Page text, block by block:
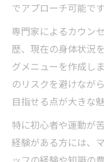
でアプローチ可能です
専門家によるカウン
歴、現在の身体状況
グメニューを作成し
のリスクを避けなが
目指せる点が大きな魅
特に初心者や運動が
経験がある方には、